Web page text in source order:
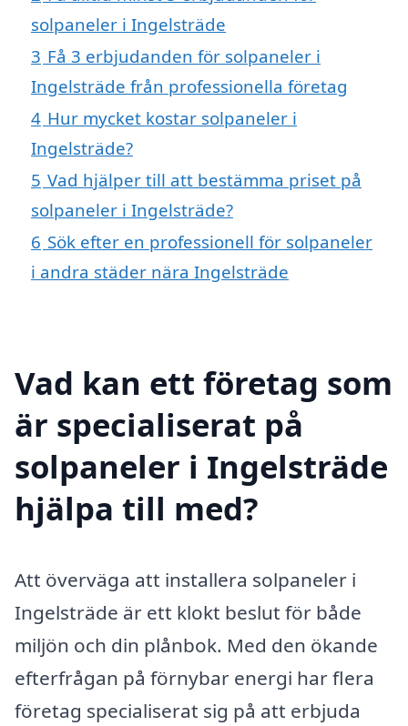
solpaneler i Ingelsträde
3 Få 3 erbjudanden för solpaneler i
Ingelsträde från professionella företag
4 Hur mycket kostar solpaneler i
Ingelsträde?
5 Vad hjälper till att bestämma priset på
solpaneler i Ingelsträde?
6 Sök efter en professionell för solpaneler
i andra städer nära Ingelsträde
Vad kan ett företag som
är specialiserat på
solpaneler i Ingelsträde
hjälpa till med?
Att överväga att installera solpaneler i
Ingelsträde är ett klokt beslut för både
miljön och din plånbok. Med den ökande
efterfrågan på förnybar energi har flera
företag specialiserat sig på att erbjuda